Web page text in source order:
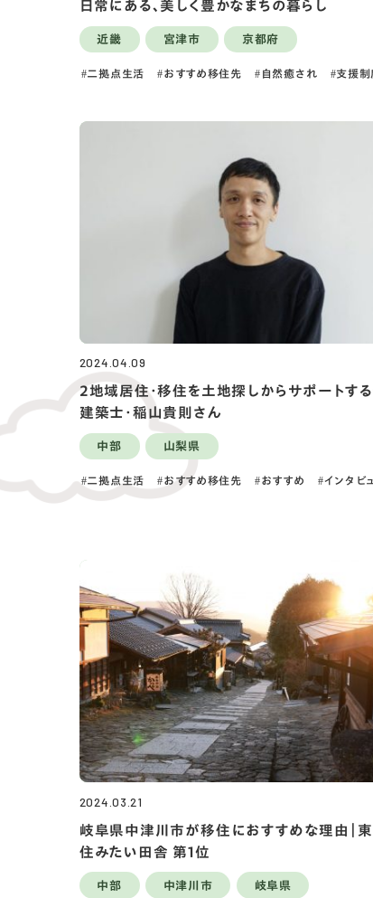
日常にある、美しく豊かなまちの暮らし
近畿 宮津市 京都府
二拠点生活 おすすめ移住先 自然癒され 支援制
2024.04.09
2地域居住・移住を土地探しからサポートす
建築士・稲山貴則さん
中部 山梨県
二拠点生活 おすすめ移住先 おすすめ インタビ
2024.03.21
岐阜県中津川市が移住におすすめな理由｜
住みたい田舎 第1位
中部 中津川市 岐阜県